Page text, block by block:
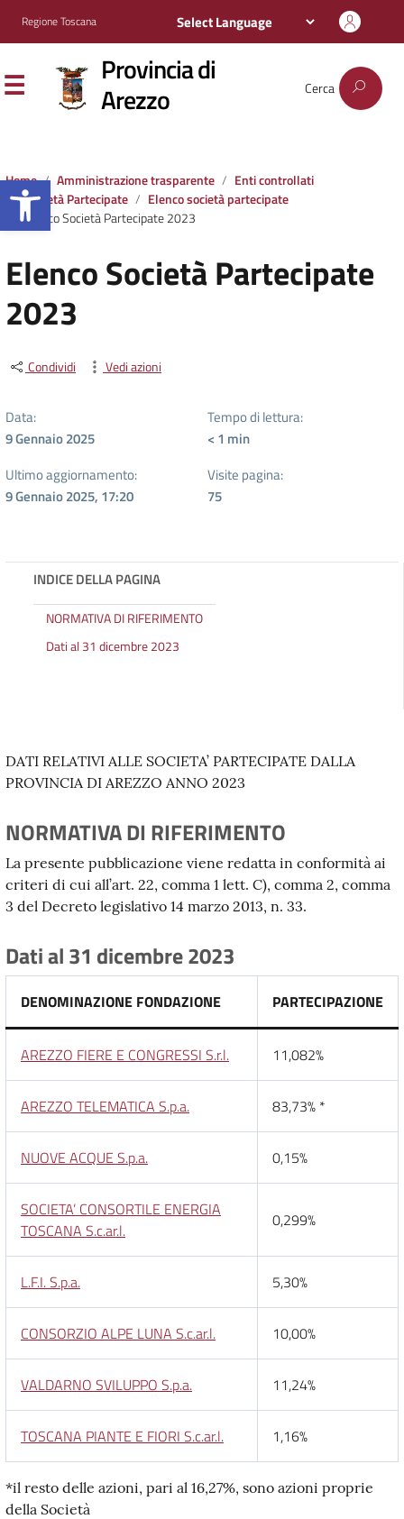
Apri la barra degli strumenti
Regione Toscana
Provincia di
Arezzo Cerca
Home Amministrazione trasparente
Enti controllati
Società Partecipate
Elenco società partecipate
Elenco Società Partecipate 2023
Elenco Società Partecipate
2023
Condividi Vedi azioni
Data:
9 Gennaio 2025
Tempo di lettura:
< 1 min
Ultimo aggiornamento:
9 Gennaio 2025, 17:20
Visite pagina:
75
INDICE DELLA PAGINA
NORMATIVA DI RIFERIMENTO
Dati al 31 dicembre 2023
DATI RELATIVI ALLE SOCIETA’ PARTECIPATE DALLA
PROVINCIA DI AREZZO ANNO 2023
NORMATIVA DI RIFERIMENTO
La presente pubblicazione viene redatta in conformità ai
criteri di cui all’art. 22, comma 1 lett. C), comma 2, comma
3 del Decreto legislativo 14 marzo 2013, n. 33.
Dati al 31 dicembre 2023
DENOMINAZIONE FONDAZIONE PARTECIPAZIONE
AREZZO FIERE E CONGRESSI S.r.l. 11,082%
AREZZO TELEMATICA S.p.a. 83,73% *
NUOVE ACQUE S.p.a. 0,15%
SOCIETA’ CONSORTILE ENERGIA
TOSCANA S.c.ar.l.
0,299%
L.F.I. S.p.a. 5,30%
CONSORZIO ALPE LUNA S.c.ar.l. 10,00%
VALDARNO SVILUPPO S.p.a. 11,24%
TOSCANA PIANTE E FIORI S.c.ar.l. 1,16%
*il resto delle azioni, pari al 16,27%, sono azioni proprie
della Società